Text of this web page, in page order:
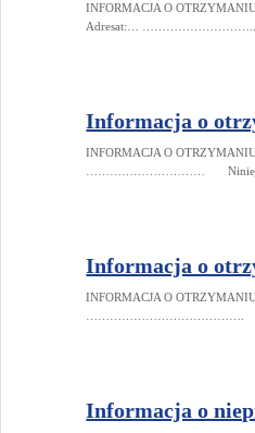
INFORMACJA O
Adresat:… ………………………..
Informacja o
INFORMACJA O
…………………………
Informacja o
INFORMACJA O
………………………………….
Informacja o